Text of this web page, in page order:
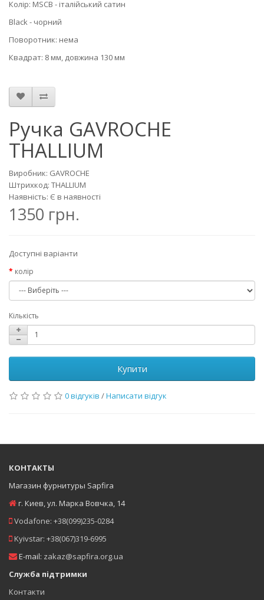
Колір: MSCB - італійський сатин
Black - чорний
Поворотник: нема
Квадрат: 8 мм, довжина 130 мм
Ручка GAVROCHE
THALLIUM
Виробник: GAVROCHE
Штрихкод: THALLIUM
Наявність: Є в наявності
1350 грн.
Доступні варіанти
колір
Кількість
Купити
0 відгуків /Написати відгук
КОНТАКТЫ
Магазин фурнитуры Sapfira
г. Киев ул. Марка Вовчка, 14
Vodafone: +38(099)235-0284
Kyivstar: +38(067)319-6995
E-mail: zakaz@sapfira.org.ua
Служба підтримки
Контакти